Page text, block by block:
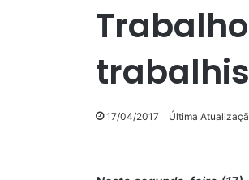
17/04/2017 Última